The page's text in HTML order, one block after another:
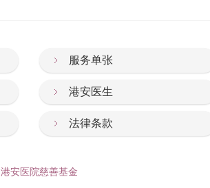
服务单张
港安医生
法律条款
港安医院慈善基金